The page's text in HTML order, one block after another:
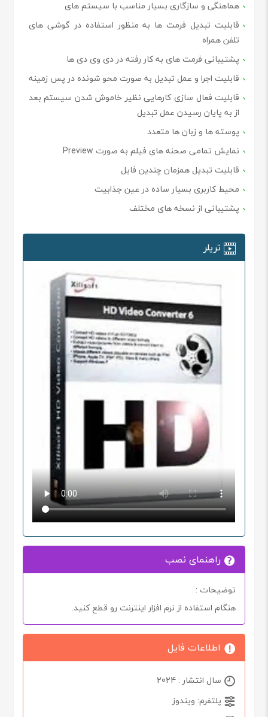
هماهنگی و سازگاری بسیار مناسب با سیستم های
قابلیت تبدیل فرمت ها به منظور استفاده در گوشی های
تلفن همراه
پشتیبانی فرمت های به کار رفته در دی وی دی ها
قابلیت اجرا و عمل تبدیل به صورت محو شونده در پس زمینه
قابلیت فعال سازی کارهایی نظیر خاموش شدن سیستم بعد
از به پایان رسیدن عمل تبدیل
پوسته ها و زبان ها متعدد
نمایش تمامی صحنه های فیلم به صورت Preview
قابلیت تبدیل همزمان چندین فایل
محیط کاربری بسیار ساده در عین جذابیت
پشتیبانی از نسخه های مختلف
تریلر
راهنمای نصب
توضیحات :
هنگام استفاده از نرم افزار اینترنت رو قطع کنید.
اطلاعات فایل
سال انتشار : 2024
پلتفرم: ویندوز